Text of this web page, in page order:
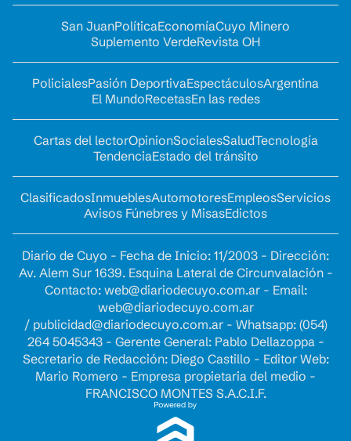
San JuanPolíticaEconomíaCuyo Minero
Suplemento VerdeRevista OH
PolicialesPasión DeportivaEspectáculosArgentina
El MundoRecetasEn las redes
Cartas del lectorOpinionSocialesSaludTecnología
TendenciaEstado del tránsito
ClasificadosInmueblesAutomotoresEmpleosServicios
Avisos Fúnebres y MisasEdictos
Diario de Cuyo - Fecha de Inicio: 11/2003 - Dirección:
Av. Alem Sur 1639. Esquina Lateral de Circunvalación -
Contacto: web@diariodecuyo.com.ar- Email:
web@diariodecuyo.com.ar
/ publicidad@diariodecuyo.com.ar- Whatsapp: (054)
264 5045343 - Gerente General: Pablo Dellazoppa -
Secretario de Redacción: Diego Castillo - Editor Web:
Mario Romero - Empresa propietaria del medio -
FRANCISCO MONTES S.A.C.I.F.